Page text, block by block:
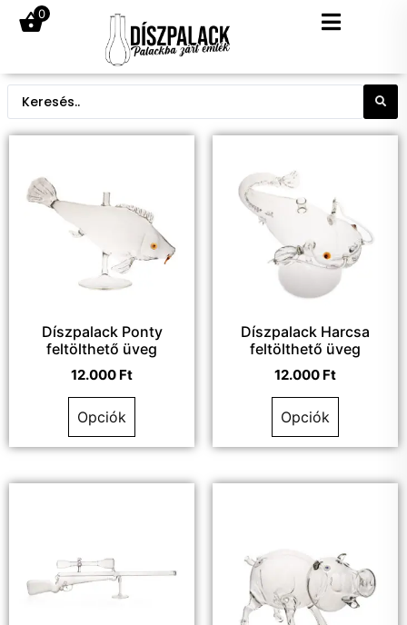
0
Díszpalack Ponty
feltölthető üveg
12.000 Ft
Opciók
Díszpalack Harcsa
feltölthető üveg
12.000 Ft
Opciók